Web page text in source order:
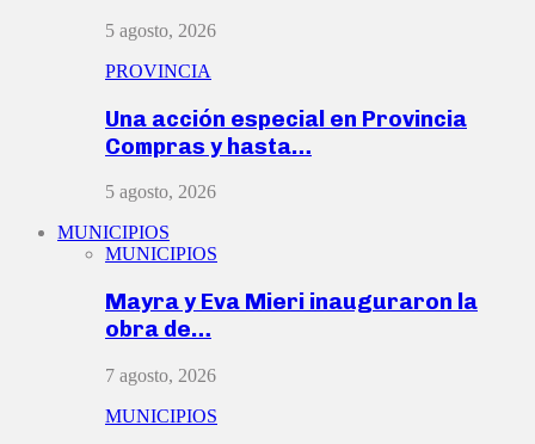
5 agosto, 2026
PROVINCIA
Una acción especial en Provincia
Compras y hasta…
5 agosto, 2026
MUNICIPIOS
MUNICIPIOS
Mayra y Eva Mieri inauguraron la
obra de…
7 agosto, 2026
MUNICIPIOS